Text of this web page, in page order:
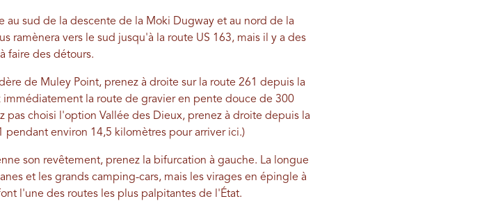
au sud de la descente de la Moki Dugway et au nord de la
ramènera vers le sud jusqu'à la route US 163, mais il y a des
faire des détours.
de Muley Point, prenez à droite sur la route 261 depuis la
la route de gravier en pente douce de 300
choisi l'option Vallée des Dieux, prenez à droite depuis la
pendant environ 14,5 kilomètres pour arriver ici.)
son revêtement, prenez la bifurcation à gauche. La longue
et les grands camping-cars, mais les virages en épingle à
l'une des routes les plus palpitantes de l'État.